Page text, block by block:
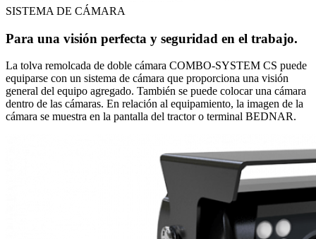
SISTEMA DE CÁMARA
Para una visión perfecta y seguridad en el trabajo.
La tolva remolcada de doble cámara COMBO-SYSTEM CS puede
equiparse con un sistema de cámara que proporciona una visión
general del equipo agregado. También se puede colocar una cámara
dentro de las cámaras. En relación al equipamiento, la imagen de la
cámara se muestra en la pantalla del tractor o terminal BEDNAR.